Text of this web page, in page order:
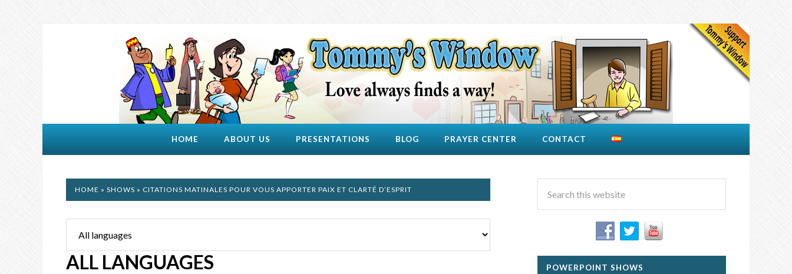
HOME ABOUT US PRESENTATIONS BLOG PRAYER CENTER CONTACT
HOME » SHOWS » CITATIONS MATINALES POUR VOUS APPORTER PAIX ET CLARTÉ D’ESPRIT
ALL LANGUAGES POWERPOINT SHOWS